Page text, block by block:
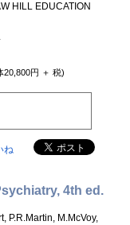
HILL EDUCATION
20,800円 ＋ 税)
ね
4th ed.
P.R.Martin, M.McVoy,